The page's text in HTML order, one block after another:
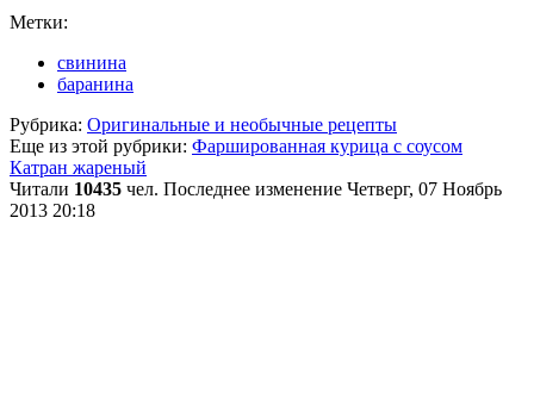
Метки:
свинина
баранина
Рубрика: Оригинальные и необычные рецепты
Еще из этой рубрики: Фаршированная курица с соусом
Катран жареный
Читали 10435 чел. Последнее изменение Четверг, 07 Ноябрь
2013 20:18